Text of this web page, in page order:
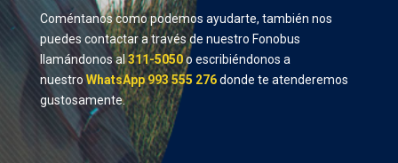
Coméntanos como podemos ayudarte, también nos
puedes contactar a través de nuestro Fonobus
llamándonos al311-5050o escribiéndonos a
nuestro WhatsApp 993 555 276 donde te atenderemos
gustosamente.